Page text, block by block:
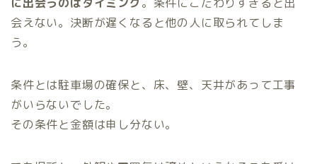
会えない。決断が遅くなると他の人に取られてしま
う。
条件とは駐車場の確保と、床、壁、天井があって工事
がいらないでした。
その条件と金額は申し分ない。